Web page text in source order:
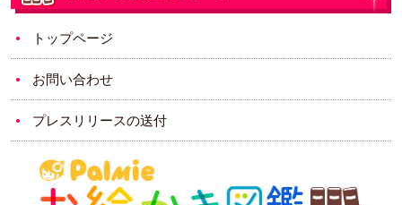
トップページ
お問い合わせ
プレスリリースの送付